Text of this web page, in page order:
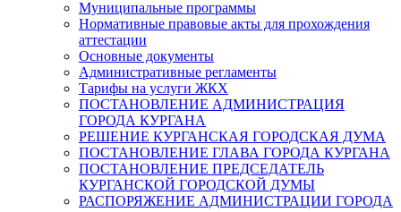
Муниципальные программы
Нормативные правовые акты для прохождения
аттестации
Основные документы
Административные регламенты
Тарифы на услуги ЖКХ
ПОСТАНОВЛЕНИЕ АДМИНИСТРАЦИЯ
ГОРОДА КУРГАНА
РЕШЕНИЕ КУРГАНСКАЯ ГОРОДСКАЯ ДУМА
ПОСТАНОВЛЕНИЕ ГЛАВА ГОРОДА КУРГАНА
ПОСТАНОВЛЕНИЕ ПРЕДСЕДАТЕЛЬ
КУРГАНСКОЙ ГОРОДСКОЙ ДУМЫ
РАСПОРЯЖЕНИЕ АДМИНИСТРАЦИИ ГОРОДА